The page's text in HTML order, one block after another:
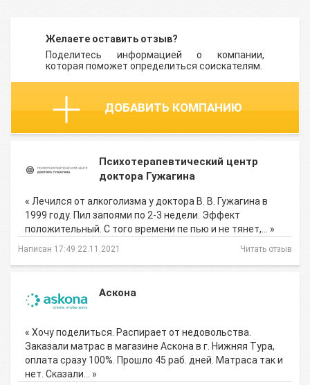
Желаете оставить отзыв?
Поделитесь информацией о компании,
которая поможет определиться соискателям.
ДОБАВИТЬ КОМПАНИЮ
Психотерапевтический центр
доктора Гужагина
« Лечился от алкоголизма у доктора В. В. Гужагина в
1999 году. Пил запоями по 2-3 недели. Эффект
положительный. С того времени пе пью и не тянет,… »
Написан 17:49 22.11.2021 Читать отзыв
Аскона
« Хочу поделиться. Распирает от недовольства.
Заказали матрас в магазине Аскона в г. Нижняя Тура,
оплата сразу 100%. Прошло 45 раб. дней. Матраса так и
нет. Сказали… »